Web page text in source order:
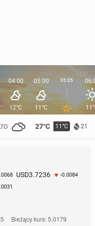
27°C 11°C 21
04:00
12°C
05:00
11°C
05:35
USD3.7236 -0.0084